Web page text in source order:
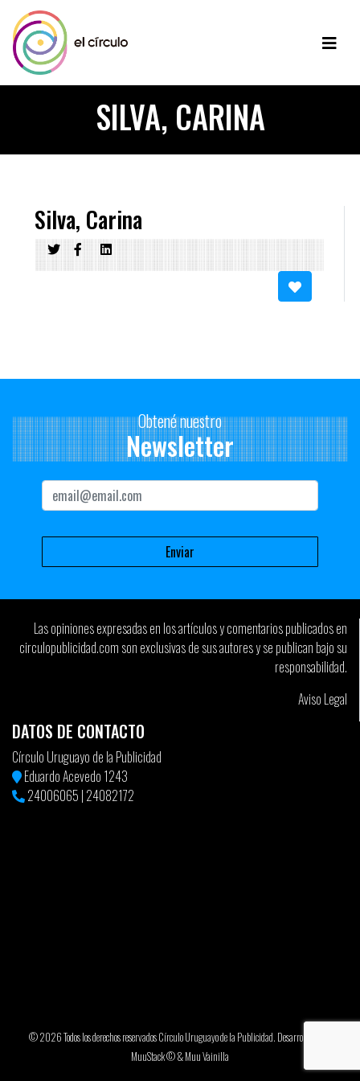
SILVA, CARINA
Silva, Carina
Obtené nuestro
Newsletter
Las opiniones expresadas en los artículos y comentarios publicados en
circulopublicidad.com son exclusivas de sus autores y se publican bajo su
responsabilidad.
Aviso Legal
DATOS DE CONTACTO
Círculo Uruguayo de la Publicidad
Eduardo Acevedo 1243
24006065 | 24082172
© 2026 Todos los derechos reservados Círculo Uruguayo de la Publicidad. Desarrollado por
MuuStack ©&Muu Vainilla